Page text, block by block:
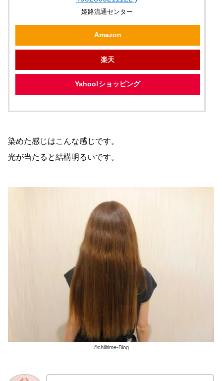
姫路流通センター
Amazon
楽天
Yahoo!ショッピング
染めた感じはこんな感じです。
光が当たると結構明るいです。
©chilltime-Blog